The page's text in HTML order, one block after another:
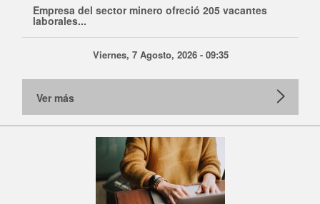
Empresa del sector minero ofreció 205 vacantes
laborales...
Viernes, 7 Agosto, 2026 - 09:35
Ver más